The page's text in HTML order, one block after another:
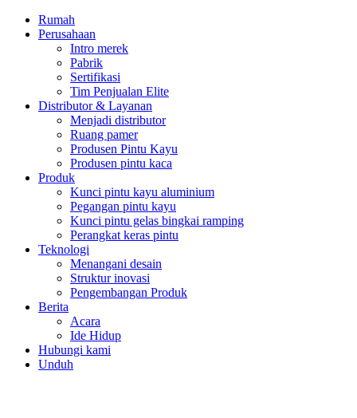
Rumah
Perusahaan
Intro merek
Pabrik
Sertifikasi
Tim Penjualan Elite
Distributor & Layanan
Menjadi distributor
Ruang pamer
Produsen Pintu Kayu
Produsen pintu kaca
Produk
Kunci pintu kayu aluminium
Pegangan pintu kayu
Kunci pintu gelas bingkai ramping
Perangkat keras pintu
Teknologi
Menangani desain
Struktur inovasi
Pengembangan Produk
Berita
Acara
Ide Hidup
Hubungi kami
Unduh